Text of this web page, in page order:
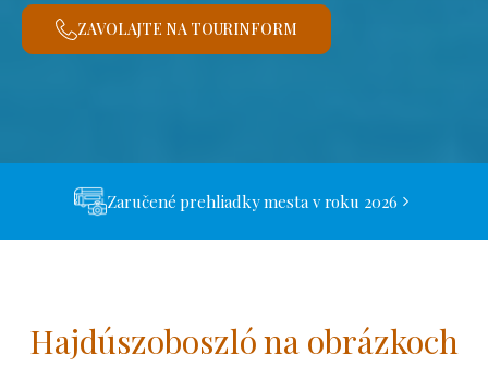
ZAVOLAJTE NA TOURINFORM
Zaručené prehliadky mesta v roku 2026
Hajdúszoboszló na obrázkoch